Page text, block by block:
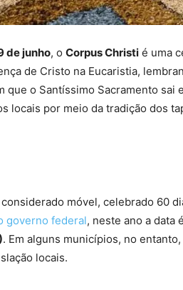
de junho, o Corpus Christi é uma
de Cristo na Eucaristia,
que o Santíssimo Sacramento sai
locais por meio da tradição dos
móvel, celebrado 60
governo federal, neste ano a data
. Em alguns municípios, no
locais.